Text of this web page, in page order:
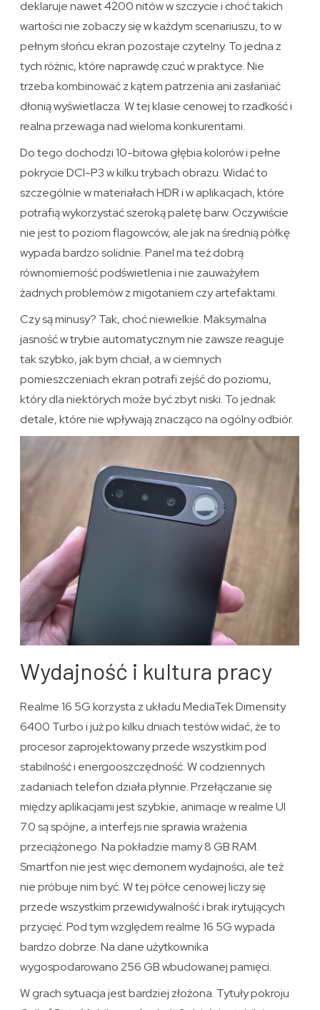
deklaruje nawet 4200 nitów w szczycie i choć takich
wartości nie zobaczy się w każdym scenariuszu, to w
pełnym słońcu ekran pozostaje czytelny. To jedna z
tych różnic, które naprawdę czuć w praktyce. Nie
trzeba kombinować z kątem patrzenia ani zasłaniać
dłonią wyświetlacza. W tej klasie cenowej to rzadkość i
realna przewaga nad wieloma konkurentami.
Do tego dochodzi 10-bitowa głębia kolorów i pełne
pokrycie DCI-P3 w kilku trybach obrazu. Widać to
szczególnie w materiałach HDR i w aplikacjach, które
potrafią wykorzystać szeroką paletę barw. Oczywiście
nie jest to poziom flagowców, ale jak na średnią półkę
wypada bardzo solidnie. Panel ma też dobrą
równomierność podświetlenia i nie zauważyłem
żadnych problemów z migotaniem czy artefaktami.
Czy są minusy? Tak, choć niewielkie. Maksymalna
jasność w trybie automatycznym nie zawsze reaguje
tak szybko, jak bym chciał, a w ciemnych
pomieszczeniach ekran potrafi zejść do poziomu,
który dla niektórych może być zbyt niski. To jednak
detale, które nie wpływają znacząco na ogólny odbiór.
Wydajność i kultura pracy
Realme 16 5G korzysta z układu MediaTek Dimensity
6400 Turbo i już po kilku dniach testów widać, że to
procesor zaprojektowany przede wszystkim pod
stabilność i energooszczędność. W codziennych
zadaniach telefon działa płynnie. Przełączanie się
między aplikacjami jest szybkie, animacje w realme UI
7.0 są spójne, a interfejs nie sprawia wrażenia
przeciążonego. Na pokładzie mamy 8 GB RAM.
Smartfon nie jest więc demonem wydajności, ale też
nie próbuje nim być. W tej półce cenowej liczy się
przede wszystkim przewidywalność i brak irytujących
przycięć. Pod tym względem realme 16 5G wypada
bardzo dobrze. Na dane użytkownika
wygospodarowano 256 GB wbudowanej pamięci.
W grach sytuacja jest bardziej złożona. Tytuły pokroju